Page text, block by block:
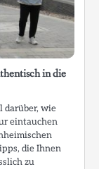
in die
wie
eintauchen
die Ihnen
zu